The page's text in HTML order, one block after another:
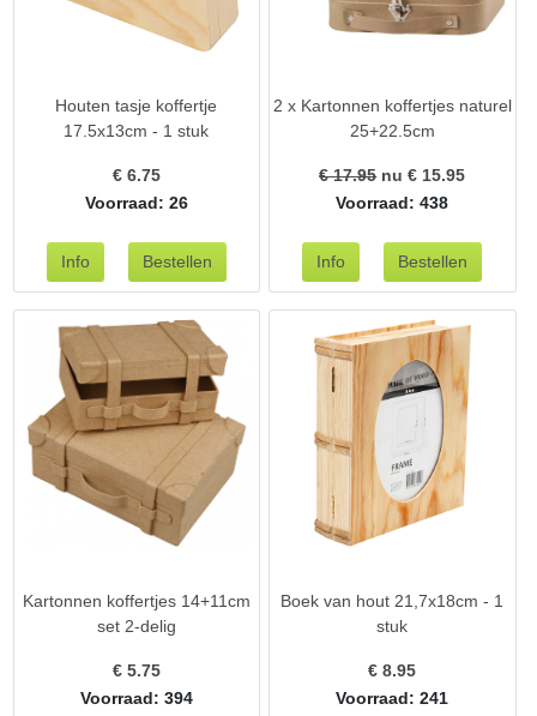
Houten tasje koffertje
17.5x13cm - 1 stuk
€ 6.75
Voorraad: 26
2 x Kartonnen koffertjes naturel
25+22.5cm
€ 17.95nu € 15.95
Voorraad: 438
Kartonnen koffertjes 14+11cm
set 2-delig
€ 5.75
Voorraad: 394
Boek van hout 21,7x18cm - 1
stuk
€8.95
Voorraad: 241